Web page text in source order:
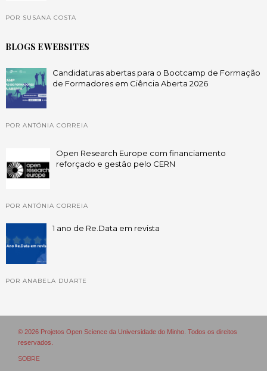
POR SUSANA COSTA
BLOGS E WEBSITES
Candidaturas abertas para o Bootcamp de Formação
de Formadores em Ciência Aberta 2026
POR ANTÓNIA CORREIA
Open Research Europe com financiamento
reforçado e gestão pelo CERN
POR ANTÓNIA CORREIA
1 ano de Re.Data em revista
POR ANABELA DUARTE
© 2026 Projetos Open Science da Universidade do Minho. Todos os direitos
reservados.
SOBRE